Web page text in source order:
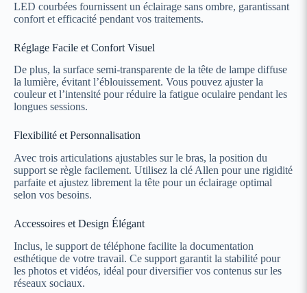
LED courbées fournissent un éclairage sans ombre, garantissant
confort et efficacité pendant vos traitements.
Réglage Facile et Confort Visuel
De plus, la surface semi-transparente de la tête de lampe diffuse
la lumière, évitant l’éblouissement. Vous pouvez ajuster la
couleur et l’intensité pour réduire la fatigue oculaire pendant les
longues sessions.
Flexibilité et Personnalisation
Avec trois articulations ajustables sur le bras, la position du
support se règle facilement. Utilisez la clé Allen pour une rigidité
parfaite et ajustez librement la tête pour un éclairage optimal
selon vos besoins.
Accessoires et Design Élégant
Inclus, le support de téléphone facilite la documentation
esthétique de votre travail. Ce support garantit la stabilité pour
les photos et vidéos, idéal pour diversifier vos contenus sur les
réseaux sociaux.